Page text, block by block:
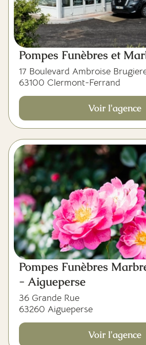
Pompes Funèbres et
17 Boulevard Ambroise
63100 Clermont-Ferrand
Voir l'agence
Pompes Funèbres
- Aigueperse
36 Grande Rue
63260 Aigueperse
Voir l'agence